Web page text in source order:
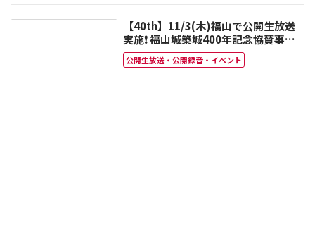
【40th】11/3(木)福山で公開生放送
実施❗️ 福山城築城400年記念協賛事業
広島FM開局40周年 HFMホリデイカー
ニバル in 福山📻✨
公開生放送・公開録音・イベント